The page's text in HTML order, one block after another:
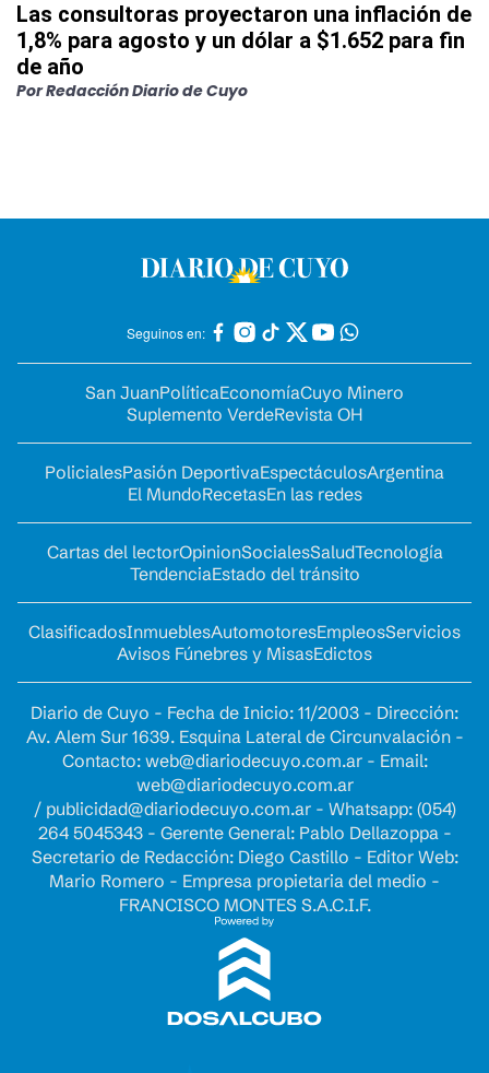
Las consultoras proyectaron una inflación de
1,8% para agosto y un dólar a $1.652 para fin
de año
PorRedacción Diario de Cuyo
Seguinos en:
San JuanPolíticaEconomíaCuyo Minero
Suplemento VerdeRevista OH
PolicialesPasión DeportivaEspectáculosArgentina
El MundoRecetasEn las redes
Cartas del lectorOpinionSocialesSaludTecnología
TendenciaEstado del tránsito
ClasificadosInmueblesAutomotoresEmpleosServicios
Avisos Fúnebres y MisasEdictos
Diario de Cuyo - Fecha de Inicio: 11/2003 - Dirección:
Av. Alem Sur 1639. Esquina Lateral de Circunvalación -
Contacto: web@diariodecuyo.com.ar- Email:
web@diariodecuyo.com.ar
/ publicidad@diariodecuyo.com.ar- Whatsapp: (054)
264 5045343 - Gerente General: Pablo Dellazoppa -
Secretario de Redacción: Diego Castillo - Editor Web:
Mario Romero - Empresa propietaria del medio -
FRANCISCO MONTES S.A.C.I.F.